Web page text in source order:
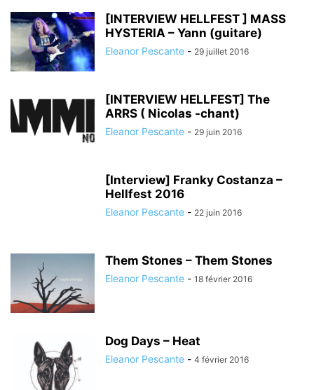
[INTERVIEW HELLFEST ] MASS
HYSTERIA – Yann (guitare)
Eleanor Pescante - 29 juillet 2016
[INTERVIEW HELLFEST] The
ARRS ( Nicolas -chant)
Eleanor Pescante - 29 juin 2016
[Interview] Franky Costanza –
Hellfest 2016
Eleanor Pescante - 22 juin 2016
Them Stones – Them Stones
Eleanor Pescante - 18 février 2016
Dog Days – Heat
Eleanor Pescante - 4 février 2016